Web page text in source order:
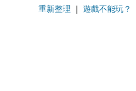
重新整理 遊戲不能玩？